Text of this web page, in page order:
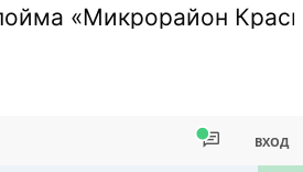
«Микрорайон
ВХОД